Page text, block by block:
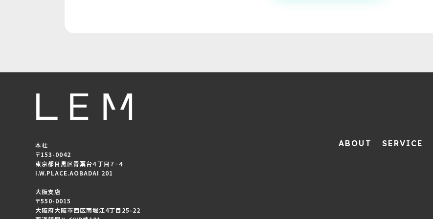
本社
〒153-0042
東京都目黒区青葉台４丁目７−４
I.W.PLACE.AOBADAI 201
大阪支店
〒550-0015
大阪府大阪市西区南堀江4丁目25-22
ABOUT SERVICE